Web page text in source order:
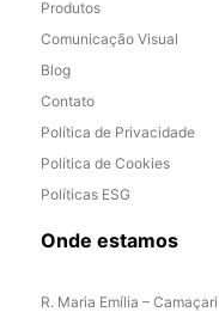
Produtos
Comunicação Visual
Blog
Contato
Política de Privacidade
Política de Cookies
Políticas ESG
Onde estamos
R. Maria Emília –